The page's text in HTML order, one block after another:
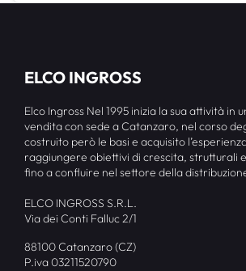
ELCO INGROSS
Elco Ingross Nel 1995 inizia la sua attività in
vendita con sede a Catanzaro, nel corso
costruito però le basi e acquisito
raggiungere obiettivi di crescita, strutturali
fino a confluire nel settore della
ELCO INGROSS S.R.L.
Via dei Conti Falluc 2/1
88100 Catanzaro (CZ)
P.iva 03211520790